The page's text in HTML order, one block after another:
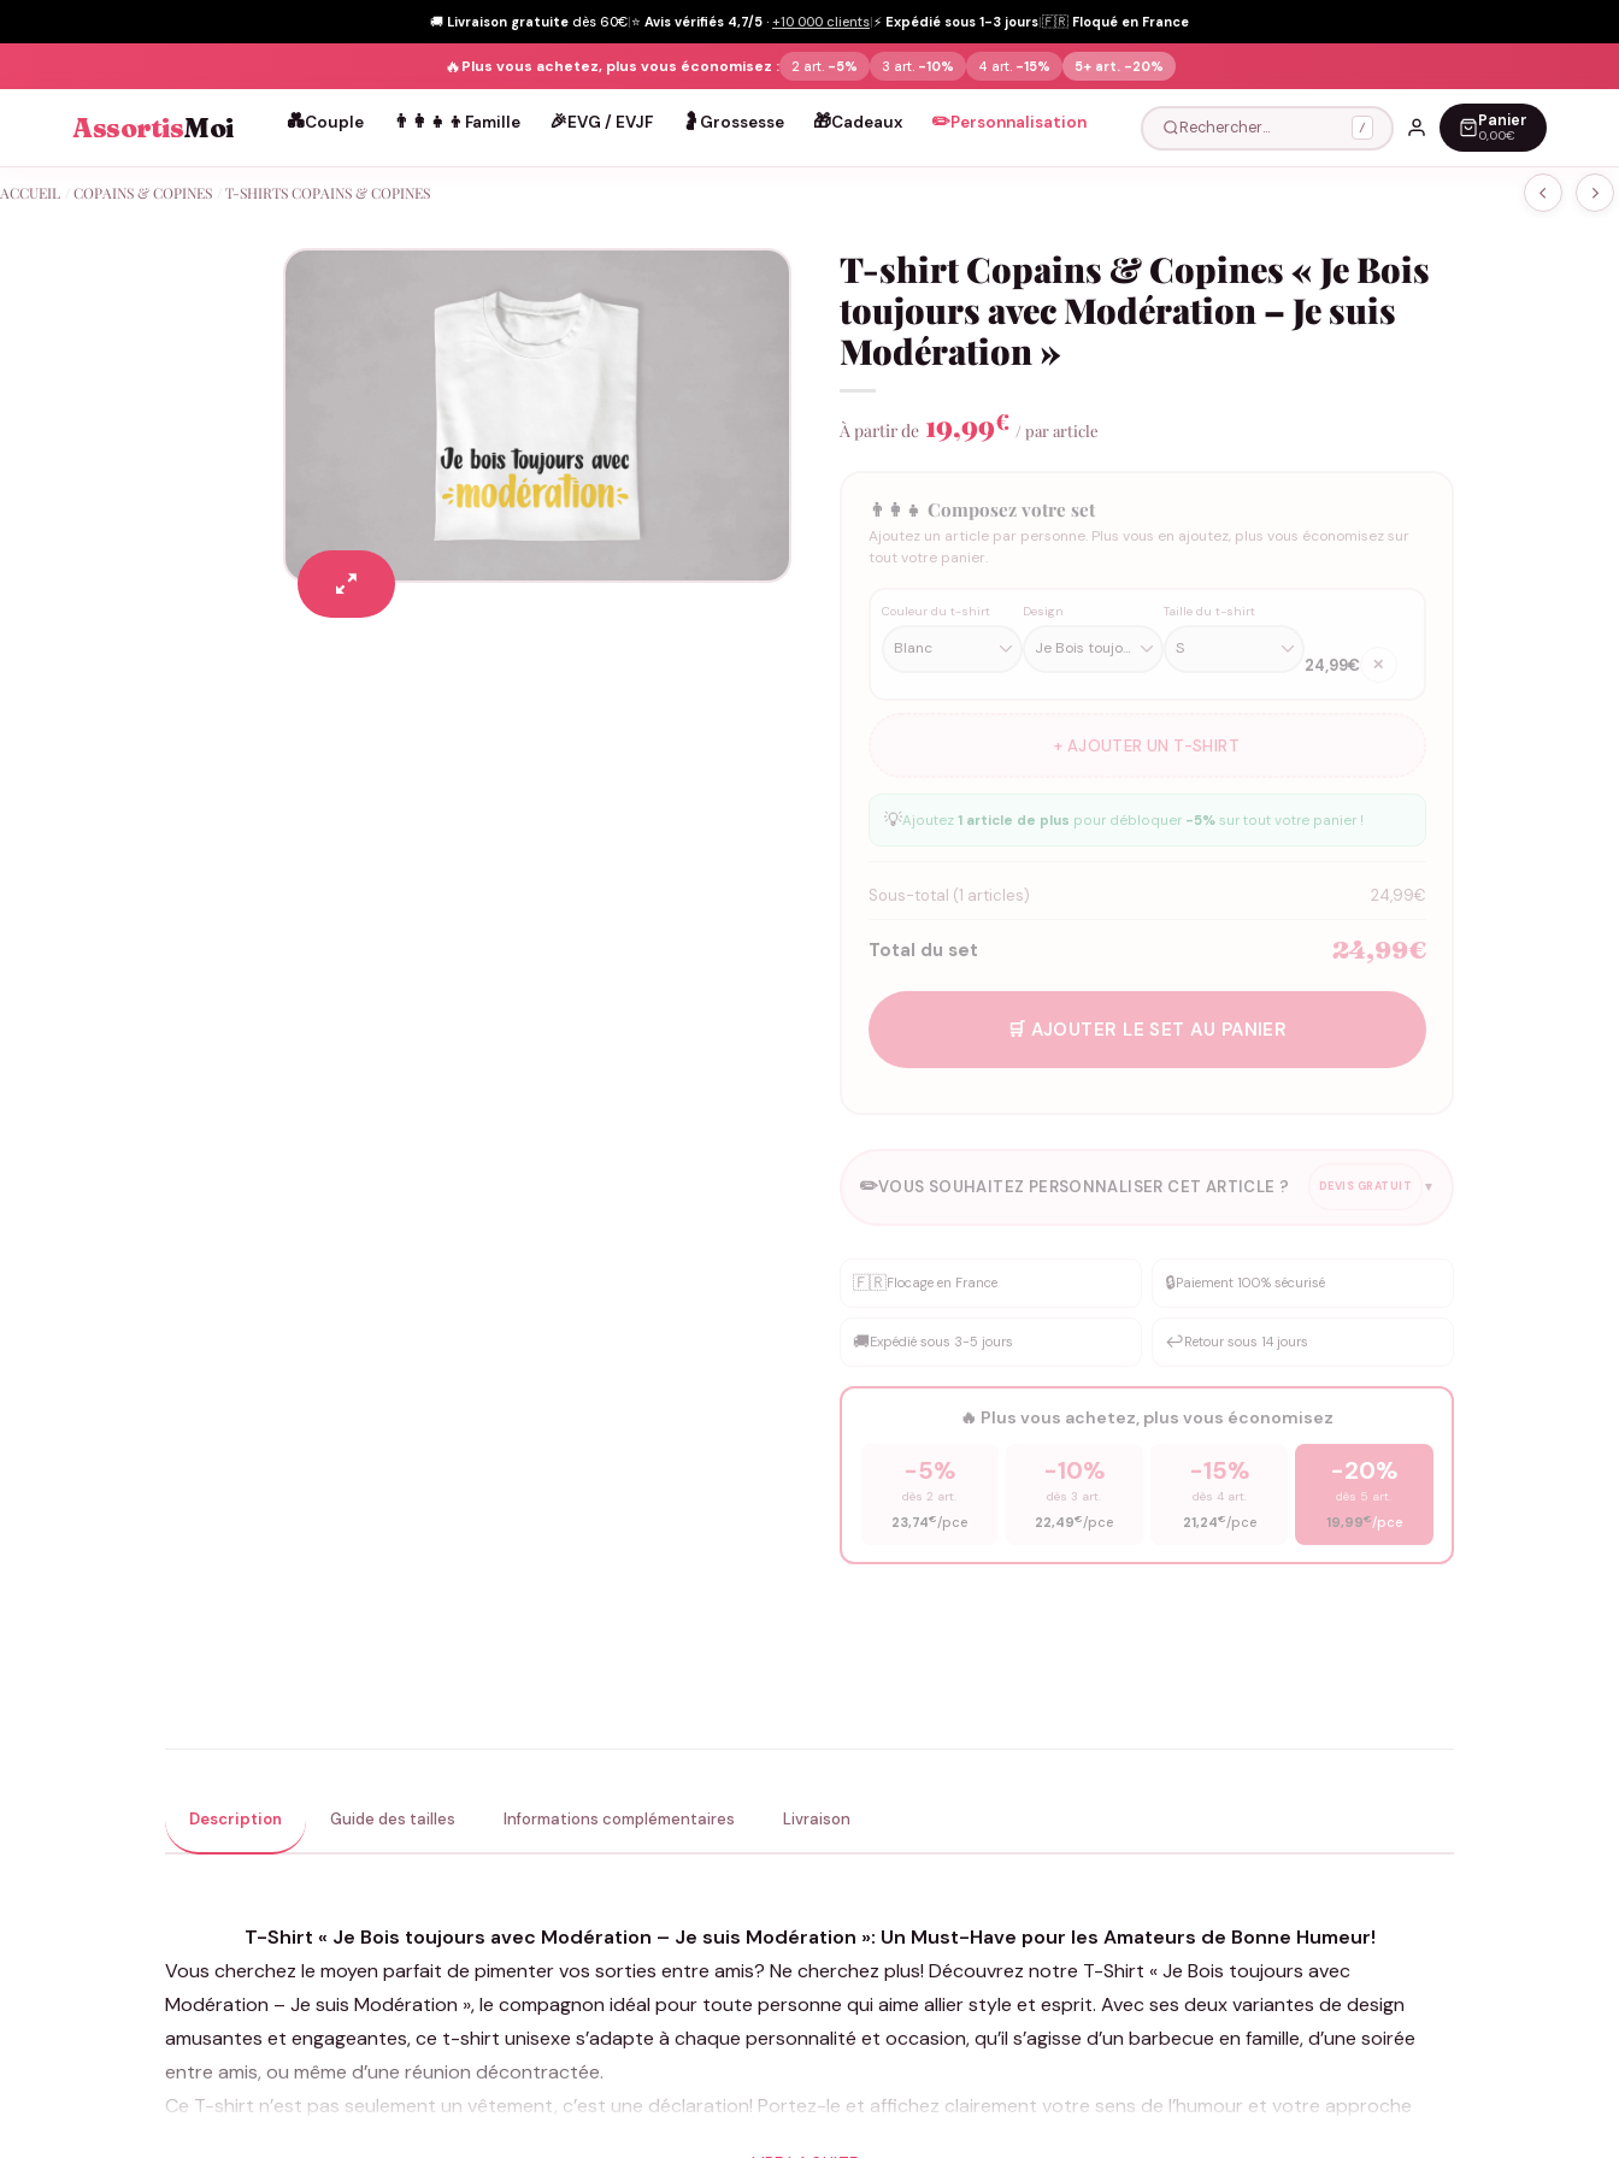
🚚 Livraison gratuite dès 60€|⭐ Avis vérifiés 4,7/5 · +10 000 clients|⚡ Expédié sous 1-3 jours|🇫🇷 Floqué en France
🔥Plus vous achetez, plus vous économisez : 2 art. -5% 3 art. -10% 4 art. -15% 5+ art. -20%
AssortisMoi 💑Couple 👨‍👩‍👧‍👦 Famille 🎉EVG / EVJF 🤰 Grossesse 🎁Cadeaux ✏️Personnalisation Rechercher… / Panier
0,00€
ACCUEIL COPAINS & COPINES T-SHIRTS COPAINS & COPINES
T-shirt Copains & Copines « Je Bois
toujours avec Modération – Je suis
Modération »
À partir de 19,99€ / par article
👨‍👩‍👧 Composez votre set
Ajoutez un article par personne. Plus vous en ajoutez, plus vous économisez sur
tout votre panier.
Couleur du t-shirt Design Taille du t-shirt
24,99€ ✕
+ AJOUTER UN T-SHIRT
💡Ajoutez 1 article de plus pour débloquer -5%sur tout votre panier !
Sous-total (1 articles) 24,99€
Total du set 24,99€
🛒 AJOUTER LE SET AU PANIER
✏️VOUS SOUHAITEZ PERSONNALISER CET ARTICLE ? DEVIS GRATUIT ▼
✨ Personnalisation sur mesure
Que souhaitez-vous ?
🇫🇷Flocage en France 🔒Paiement 100% sécurisé
🚚Expédié sous 3-5 jours ↩️Retour sous 14 jours
🔥 Plus vous achetez, plus vous économisez
-5%
dès 2 art.
23,74€/pce
-10%
dès 3 art.
22,49€/pce
-15%
dès 4 art.
21,24€/pce
-20%
dès 5 art.
19,99€/pce
Description Guide des tailles Informations complémentaires Livraison
T-Shirt « Je Bois toujours avec Modération – Je suis Modération »: Un Must-Have pour les Amateurs de Bonne Humeur!
Vous cherchez le moyen parfait de pimenter vos sorties entre amis? Ne cherchez plus! Découvrez notre T-Shirt « Je Bois toujours avec
Modération – Je suis Modération », le compagnon idéal pour toute personne qui aime allier style et esprit. Avec ses deux variantes de design
amusantes et engageantes, ce t-shirt unisexe s’adapte à chaque personnalité et occasion, qu’il s’agisse d’un barbecue en famille, d’une soirée
entre amis, ou même d’une réunion décontractée.
Ce T-shirt n’est pas seulement un vêtement, c’est une déclaration! Portez-le et affichez clairement votre sens de l’humour et votre approche